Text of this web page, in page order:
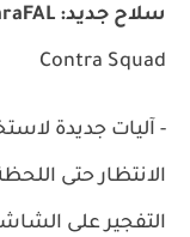
سلاح جديد: ParaFAL
Contra Squad
- آليات جديدة
الانتظار حتى
التفجير على